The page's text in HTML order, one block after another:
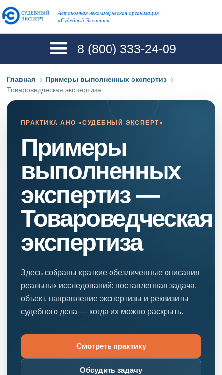
Автономная некоммерческая организация
«Судебный Эксперт»
8 (800) 333-24-09
Главная → Примеры выполненных экспертиз →
Товароведческая экспертиза
ПРАКТИКА АНО «СУДЕБНЫЙ ЭКСПЕРТ»
Примеры
выполненных
экспертиз —
Товароведческая
экспертиза
Здесь собраны краткие обезличенные описания
реальных исследований: поставленная задача,
объект, направление экспертизы и реквизиты
судебного дела — когда их можно раскрыть.
Смотреть практику
Обсудить задачу